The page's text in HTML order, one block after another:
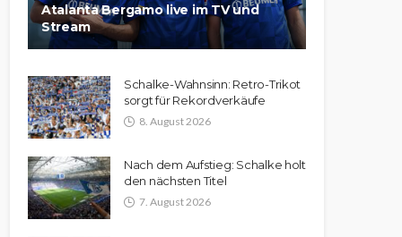
Atalanta Bergamo live im TV und
Stream
Schalke-Wahnsinn: Retro-Trikot
sorgt für Rekordverkäufe
8. August 2026
Nach dem Aufstieg: Schalke holt
den nächsten Titel
7. August 2026